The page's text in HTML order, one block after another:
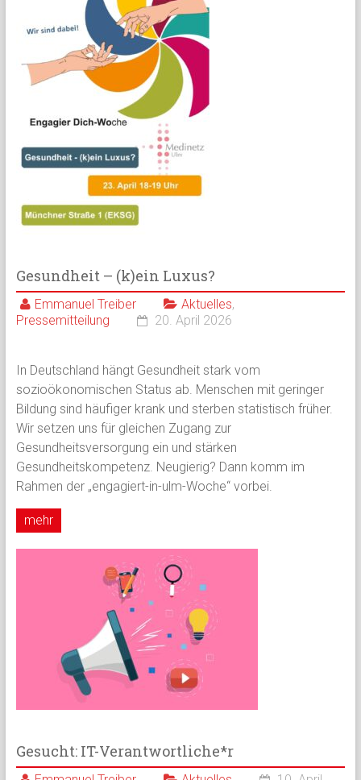
Gesundheit – (k)ein Luxus?
Emmanuel Treiber Aktuelles,
Pressemitteilung
20. April 2026
In Deutschland hängt Gesundheit stark vom
sozioökonomischen Status ab. Menschen mit geringer
Bildung sind häufiger krank und sterben statistisch früher.
Wir setzen uns für gleichen Zugang zur
Gesundheitsversorgung ein und stärken
Gesundheitskompetenz. Neugierig? Dann komm im
Rahmen der „engagiert-in-ulm-Woche“ vorbei.
mehr
Gesucht: IT-Verantwortliche*r